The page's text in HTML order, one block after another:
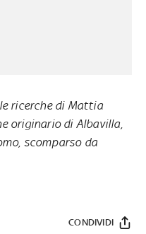
ricerche di Mattia
originario di Albavilla,
scomparso da
CONDIVIDI